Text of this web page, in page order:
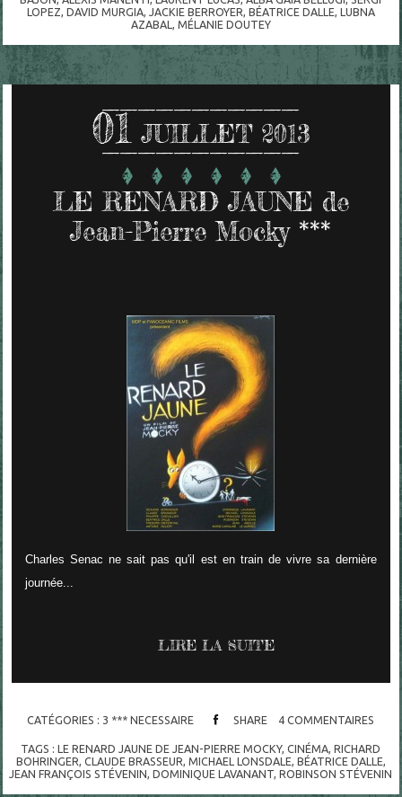
LOPEZ DAVID MURGIA, JACKIE BERROYER BÉATRICE DALLE LUBNA
AZABAL
MÉLANIE DOUTEY
01 JUILLET 2013
LE RENARD JAUNE de
Jean-Pierre Mocky ***
Charles Senac ne sait pas qu'il est en train de vivre sa dernière
journée...
LIRE LA SUITE
CATÉGORIES : 3 *** NECESSAIRE SHARE 4 COMMENTAIRES
TAGS :LE RENARD JAUNE DE JEAN-PIERRE MOCKY,CINÉMA,RICHARD
BOHRINGER, CLAUDE BRASSEUR, MICHAEL LONSDALE, BÉATRICE DALLE,
JEAN FRANÇOIS STÉVENIN,DOMINIQUE LAVANANT,ROBINSON STÉVENIN